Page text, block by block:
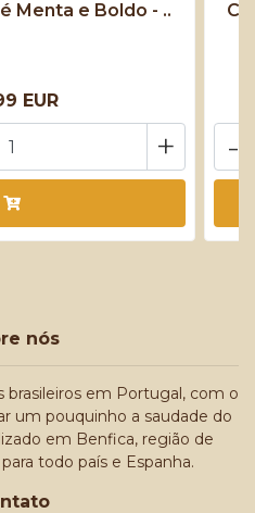
Menta e Boldo - ..
EUR
+ -
nós
em Portugal, com o
um pouquinho a saudade do
em Benfica, região de
todo país e Espanha.